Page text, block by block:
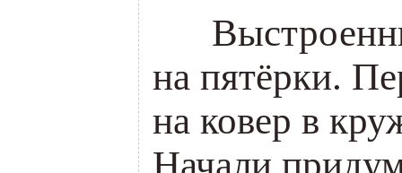
на пятёрки.
на ковер в
Начали